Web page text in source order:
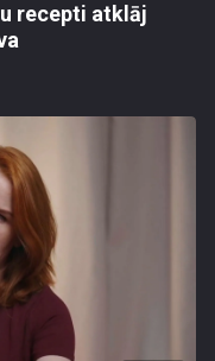
recepti atklāj